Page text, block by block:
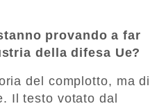
provando a far
della difesa Ue?
del complotto, ma di
Il testo votato dal